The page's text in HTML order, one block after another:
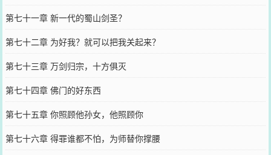
第七十一章 新一代的蜀山剑圣？
第七十二章 为好我？就可以把我关起来？
第七十三章 万剑归宗，十方俱灭
第七十四章 佛门的好东西
第七十五章 你照顾他孙女，他照顾你
第七十六章 得罪谁都不怕，为师替你撑腰